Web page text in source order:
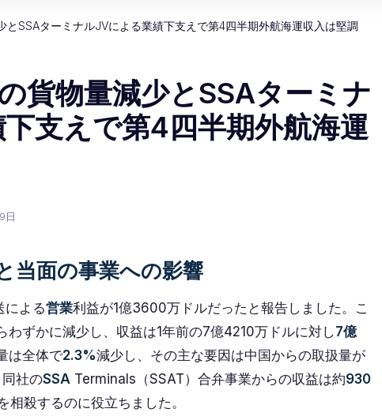
とSSAターミナルJVによる業績下支えで第4四半期外航海運収入は堅調
貨物量減少とSSAターミナ
支えで第4四半期外航海運
日
当面の事業への影響
による営業利益が1億3600万ドルだったと報告しました。こ
ずかに減少し、収益は1年前の7億4210万ドルに対し7億
は全体で2.3%減少し、その主な要因は中国からの取扱量が
社のSSA Terminals（SSAT）合弁事業からの収益は約930
殺するのに役立ちました。